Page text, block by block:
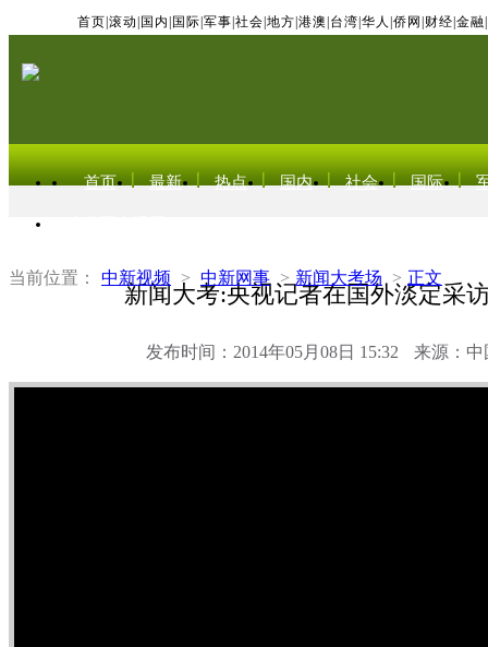
首页 滚动 国内 国际 军事 社会 地方 港澳 台湾 华人 侨网 财经 金融
首页 最新 热点 国内 社会 国际
当前位置： 中新视频 > 中新网事 > 新闻大考场 > 正文
新闻大考:央视记者在国外淡定采
发布时间：2014年05月08日 15:32 来源：中